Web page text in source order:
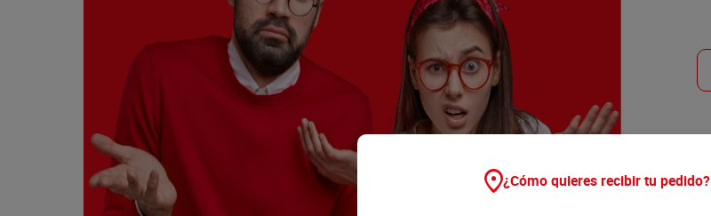
queso
10. papa
¿Cómo quieres recibir tu pedido?